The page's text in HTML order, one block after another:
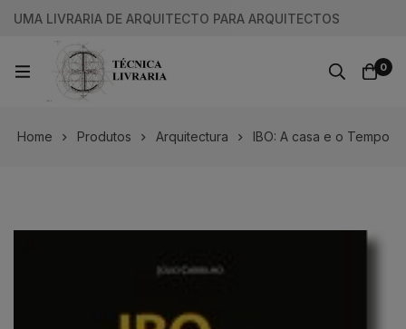
UMA LIVRARIA DE ARQUITECTO PARA ARQUITECTOS
0
Home Produtos Arquitectura IBO: A casa e o Tempo